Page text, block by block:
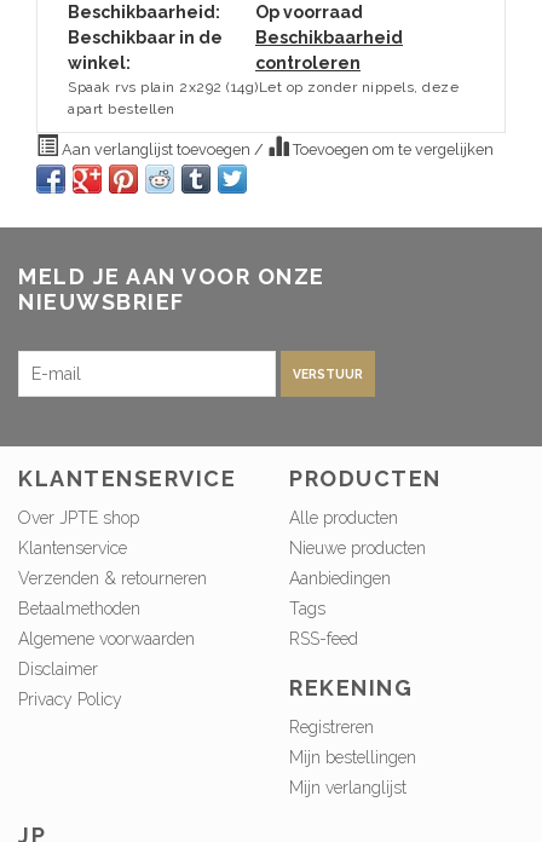
Beschikbaarheid:
Op voorraad
Beschikbaar in de
winkel:
Beschikbaarheid
controleren
Spaak rvs plain 2x292 (14g)Let op zonder nippels, deze
apart bestellen
Aan verlanglijst toevoegen / Toevoegen om te vergelijken
MELD JE AAN VOOR ONZE
NIEUWSBRIEF
VERSTUUR
KLANTENSERVICE
Over JPTE shop
Klantenservice
Verzenden & retourneren
Betaalmethoden
Algemene voorwaarden
Disclaimer
Privacy Policy
PRODUCTEN
Alle producten
Nieuwe producten
Aanbiedingen
Tags
RSS-feed
REKENING
Registreren
Mijn bestellingen
Mijn verlanglijst
JP